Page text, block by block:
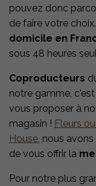
pouvez donc
de faire votre
domicile en
sous 48 heures
Coproducteurs
notre gamme,
vous proposer à
magasin ! Fleurs
House, nous
de vous offrir la
Pour notre plus